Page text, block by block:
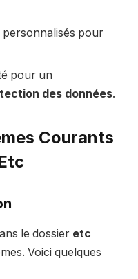
pour
pour un
des données.
Courants
le dossier etc
Voici quelques